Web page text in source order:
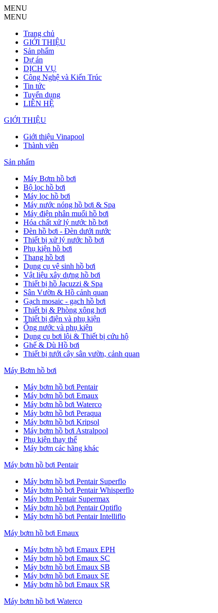
MENU
MENU
Trang chủ
GIỚI THIỆU
Sản phẩm
Dự án
DỊCH VỤ
Công Nghệ và Kiến Trúc
Tin tức
Tuyển dụng
LIÊN HỆ
GIỚI THIỆU
Giới thiệu Vinapool
Thành viên
Sản phẩm
Máy Bơm hồ bơi
Bộ lọc hồ bơi
Máy lọc hồ bơi
Máy nước nóng hồ bơi & Spa
Máy điện phân muối hồ bơi
Hóa chất xử lý nước hồ bơi
Đèn hồ bơi - Đèn dưới nước
Thiết bị xử lý nước hồ bơi
Phụ kiện hồ bơi
Thang hồ bơi
Dụng cụ vệ sinh hồ bơi
Vật liệu xây dựng hồ bơi
Thiết bị hồ Jacuzzi & Spa
Sân Vườn & Hồ cảnh quan
Gạch mosaic - gạch hồ bơi
Thiết bị & Phòng xông hơi
Thiết bị điện và phụ kiện
Ống nước và phụ kiện
Dụng cụ bơi lội & Thiết bị cứu hộ
Ghế & Dù Hồ bơi
Thiết bị tưới cây sân vườn, cảnh quan
Máy Bơm hồ bơi
Máy bơm hồ bơi Pentair
Máy bơm hồ bơi Emaux
Máy bơm hồ bơi Waterco
Máy bơm hồ bơi Peraqua
Máy bơm hồ bơi Kripsol
Máy bơm hồ bơi Astralpool
Phụ kiện thay thế
Máy bơm các hãng khác
Máy bơm hồ bơi Pentair
Máy bơm hồ bơi Pentair Superflo
Máy bơm hồ bơi Pentair Whisperflo
Máy bơm Pentair Supermax
Máy bơm hồ bơi Pentair Optiflo
Máy bơm hồ bơi Pentair Intelliflo
Máy bơm hồ bơi Emaux
Máy bơm hồ bơi Emaux EPH
Máy bơm hồ bơi Emaux SC
Máy bơm hồ bơi Emaux SB
Máy bơm hồ bơi Emaux SE
Máy bơm hồ bơi Emaux SR
Máy bơm hồ bơi Waterco